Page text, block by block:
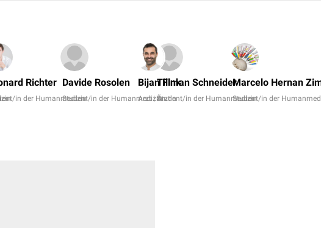
Richter
in der Humanmedizin
Davide Rosolen
Student/in der Humanmedizin
Bijan Fink
Arzt | Ärztin
Tillman Schneider
Student/in der Humanmedizin
Marcelo Hernan
Student/in der